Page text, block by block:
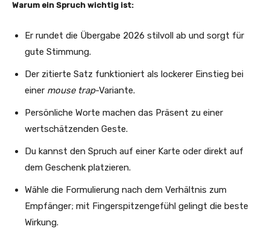
Warum ein Spruch wichtig ist:
Er rundet die Übergabe 2026 stilvoll ab und sorgt für
gute Stimmung.
Der zitierte Satz funktioniert als lockerer Einstieg bei
einer mouse trap-Variante.
Persönliche Worte machen das Präsent zu einer
wertschätzenden Geste.
Du kannst den Spruch auf einer Karte oder direkt auf
dem Geschenk platzieren.
Wähle die Formulierung nach dem Verhältnis zum
Empfänger; mit Fingerspitzengefühl gelingt die beste
Wirkung.